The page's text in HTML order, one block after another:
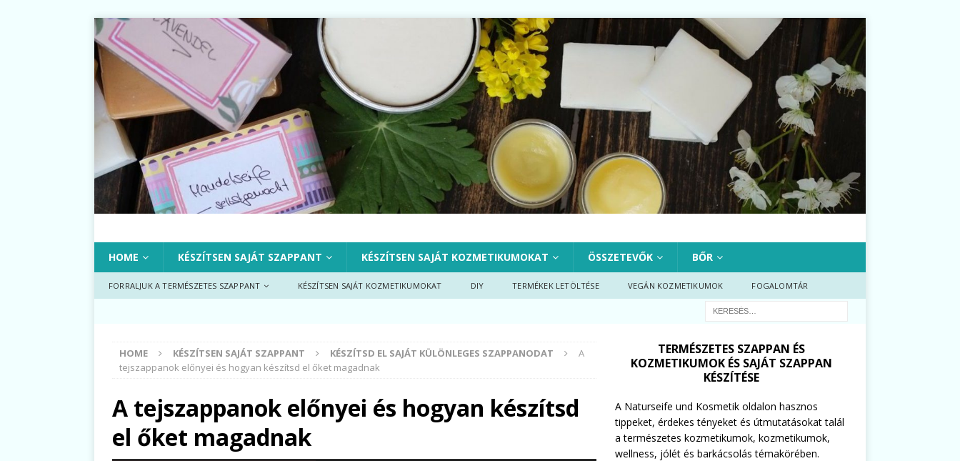
HOME KÉSZÍTSEN SAJÁT SZAPPANT KÉSZÍTSEN SAJÁT KOZMETIKUMOKAT ÖSSZETEVŐK BŐR
FORRALJUK A TERMÉSZETES SZAPPANT KÉSZÍTSEN SAJÁT KOZMETIKUMOKAT DIY TERMÉKEK LETÖLTÉSE VEGÁN KOZMETIKUMOK FOGALOMTÁR
HOME KÉSZÍTSEN SAJÁT SZAPPANT KÉSZÍTSD EL SAJÁT KÜLÖNLEGES SZAPPANODAT
A
tejszappanok előnyei és hogyan készítsd el őket magadnak
A tejszappanok előnyei és hogyan készítsd
el őket magadnak
TERMÉSZETES SZAPPAN ÉS
KOZMETIKUMOK ÉS SAJÁT SZAPPAN
KÉSZÍTÉSE
A Naturseife und Kosmetik oldalon hasznos
tippeket, érdekes tényeket és útmutatásokat talál
a természetes kozmetikumok, kozmetikumok,
wellness, jólét és barkácsolás témakörében.